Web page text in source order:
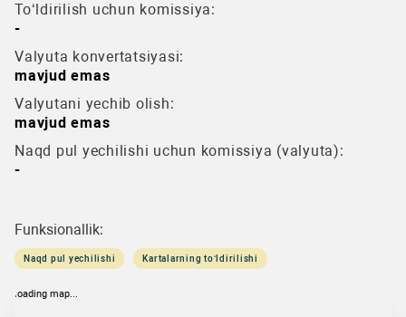
To‘ldirilish uchun komissiya:
-
Valyuta konvertatsiyasi:
mavjud emas
Valyutani yechib olish:
mavjud emas
Naqd pul yechilishi uchun komissiya (valyuta):
-
Funksionallik:
Naqd pul yechilishi Kartalarning to‘ldirilishi
loading map...